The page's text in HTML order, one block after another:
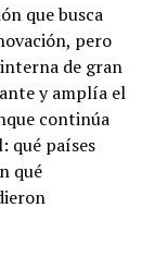
que busca
pero
de gran
y amplía el
continúa
qué países
qué